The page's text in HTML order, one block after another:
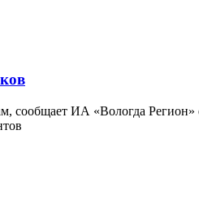
сообщает ИА «Вологда Регион»